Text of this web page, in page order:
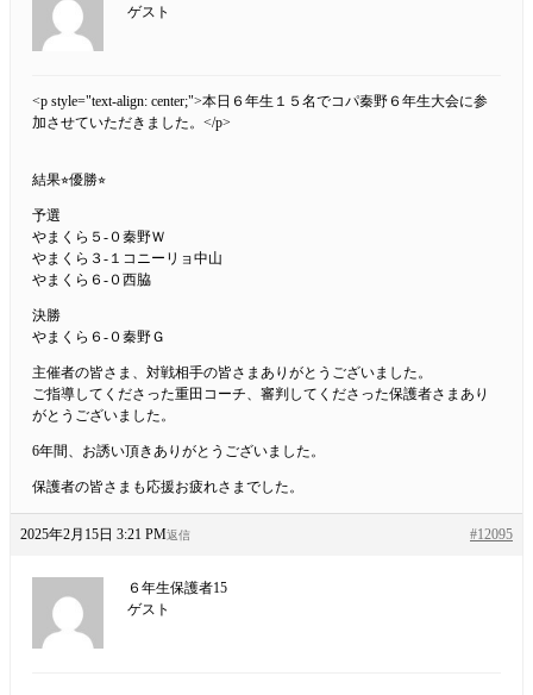
ゲスト
<p style="text-align: center;">本日６年生１５名でコパ秦野６年生大会に参
加させていただきました。</p>
結果⭐︎優勝⭐︎
予選
やまくら５-０秦野Ｗ
やまくら３-１コニーリョ中山
やまくら６-０西脇
決勝
やまくら６-０秦野Ｇ
主催者の皆さま、対戦相手の皆さまありがとうございました。
ご指導してくださった重田コーチ、審判してくださった保護者さまあり
がとうございました。
6年間、お誘い頂きありがとうございました。
保護者の皆さまも応援お疲れさまでした。
2025年2月15日 3:21 PM #12095
返信
６年生保護者15
ゲスト